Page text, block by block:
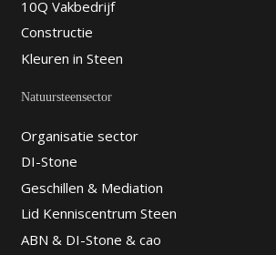
10Q Vakbedrijf
Constructie
Kleuren in Steen
Natuursteensector
Organisatie sector
DI-Stone
Geschillen & Mediation
Lid Kenniscentrum Steen
ABN & DI-Stone & cao